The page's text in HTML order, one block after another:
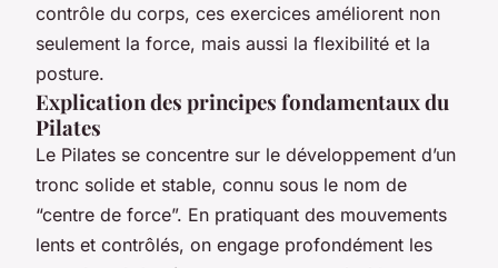
contrôle du corps, ces exercices améliorent non
seulement la force, mais aussi la flexibilité et la
posture.
Explication des principes fondamentaux du
Pilates
Le Pilates se concentre sur le développement d’un
tronc solide et stable, connu sous le nom de
“centre de force”. En pratiquant des mouvements
lents et contrôlés, on engage profondément les